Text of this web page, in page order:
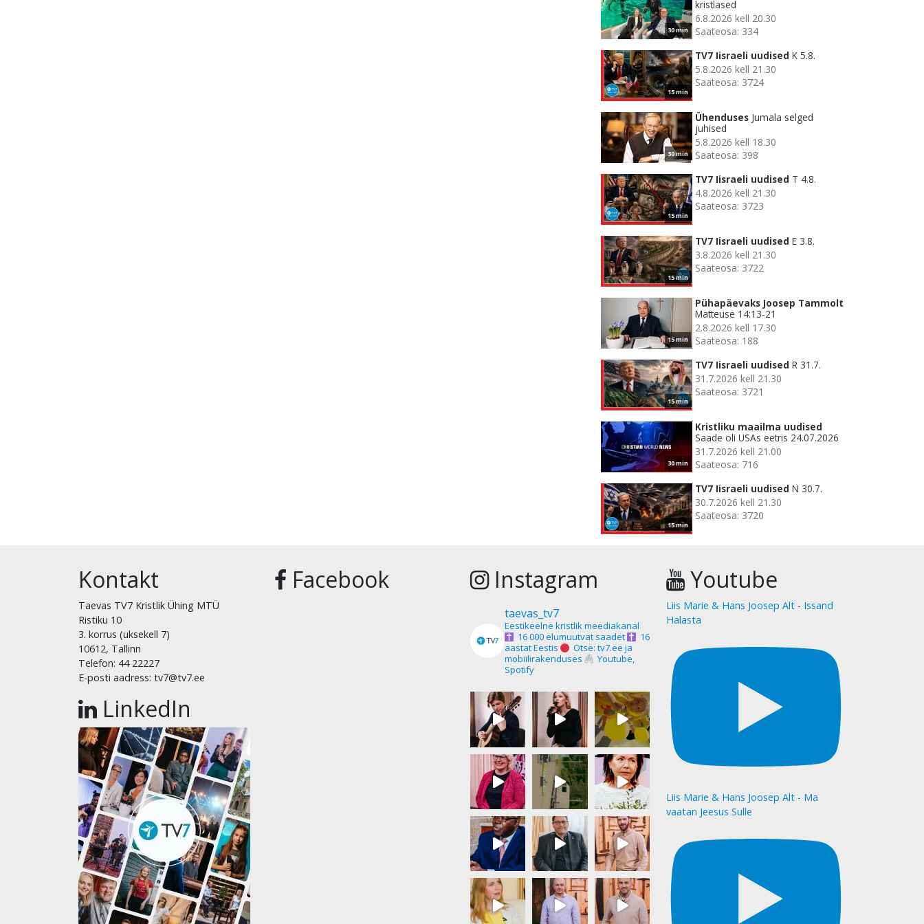
30 min
kristlased
6.8.2026 kell 20.30
Saateosa: 334
15 min
TV7 Iisraeli uudised K 5.8.
5.8.2026 kell 21.30
Saateosa: 3724
30 min
Ühenduses Jumala selged
juhised
5.8.2026 kell 18.30
Saateosa: 398
15 min
TV7 Iisraeli uudised T 4.8.
4.8.2026 kell 21.30
Saateosa: 3723
15 min
TV7 Iisraeli uudised E 3.8.
3.8.2026 kell 21.30
Saateosa: 3722
15 min
Pühapäevaks Joosep Tammolt
Matteuse 14:13-21
2.8.2026 kell 17.30
Saateosa: 188
15 min
TV7 Iisraeli uudised R 31.7.
31.7.2026 kell 21.30
Saateosa: 3721
30 min
Kristliku maailma uudised
Saade oli USAs eetris 24.07.2026
31.7.2026 kell 21.00
Saateosa: 716
15 min
TV7 Iisraeli uudised N 30.7.
30.7.2026 kell 21.30
Saateosa: 3720
Kontakt
Taevas TV7 Kristlik Ühing MTÜ
Ristiku 10
3. korrus (uksekell 7)
10612, Tallinn
Telefon: 44 22227
E-posti aadress: tv7@tv7.ee
LinkedIn
Facebook Instagram
taevas_tv7
Eestikeelne kristlik meediakanal
16 000 elumuutvat saadet
16
aastat Eestis
Otse: tv7.ee ja
mobiilirakenduses
Youtube,
Spotify
Youtube
Liis Marie & Hans Joosep Alt - Issand
Halasta
Liis Marie & Hans Joosep Alt - Ma
vaatan Jeesus Sulle